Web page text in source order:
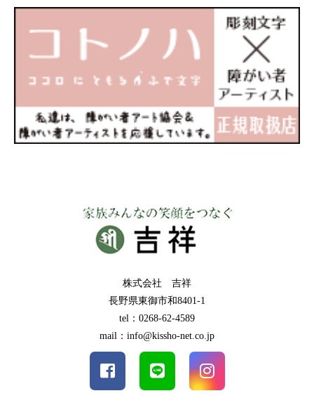
株式会社 吉祥
長野県東御市和8401-1
tel：0268-62-4589
mail：info@kissho-net.co.jp